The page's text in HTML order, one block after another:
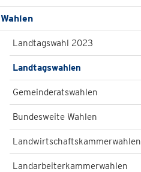
Wahlen
Landtagswahl 2023
Landtagswahlen
Gemeinderatswahlen
Bundesweite Wahlen
Landwirtschaftskammerwahlen
Landarbeiterkammerwahlen